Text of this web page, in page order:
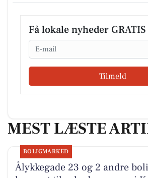
Få lokale nyheder GRATIS
Email
Tilmeld
MEST LÆSTE
BOLIGMARKED
Ålykkegade 23 og 2 andre